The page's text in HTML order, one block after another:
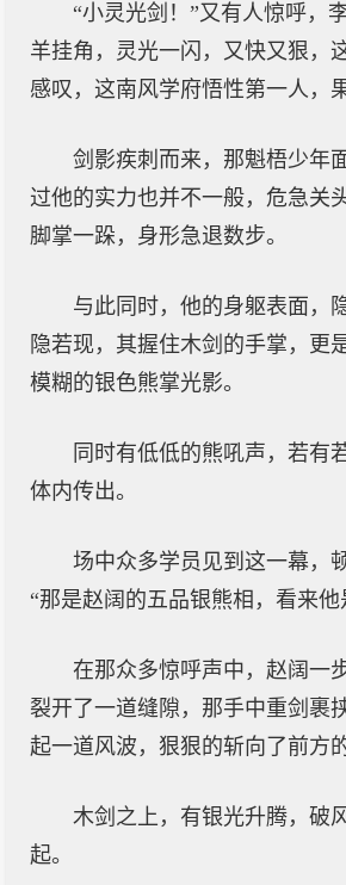
“小灵光剑！”又有人惊呼，
羊挂角，灵光一闪，又快又狠，
感叹，这南风学府悟性第一人，
剑影疾刺而来，那魁梧少年
过他的实力也并不一般，危急关
脚掌一跺，身形急退数步。
与此同时，他的身躯表面，
隐若现，其握住木剑的手掌，更
模糊的银色熊掌光影。
同时有低低的熊吼声，若有
体内传出。
场中众多学员见到这一幕，
“那是赵阔的五品银熊相，看来
在那众多惊呼声中，赵阔一
裂开了一道缝隙，那手中重剑裹
起一道风波，狠狠的斩向了前方
木剑之上，有银光升腾，破
起。